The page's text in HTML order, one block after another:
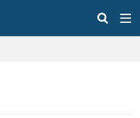
デント
イバー犯罪